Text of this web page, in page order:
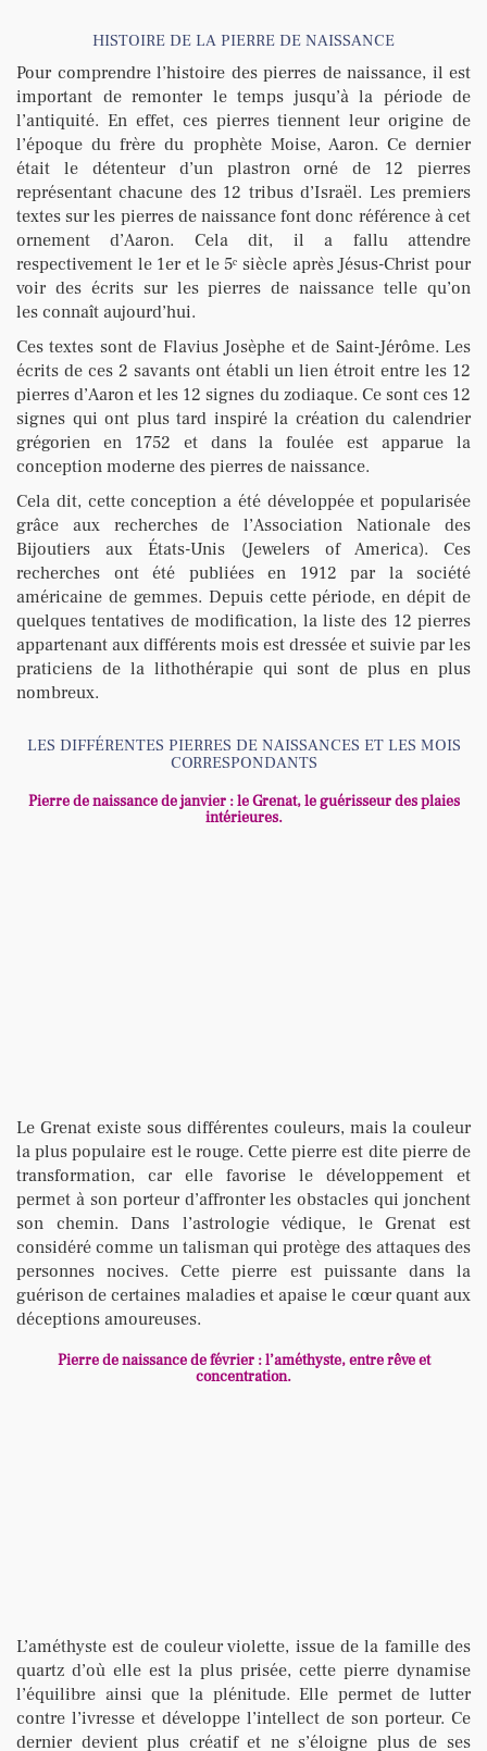
HISTOIRE DE LA PIERRE DE NAISSANCE
Pour comprendre l’histoire des pierres de naissance, il est
important de remonter le temps jusqu’à la période de
l’antiquité. En effet, ces pierres tiennent leur origine de
l’époque du frère du prophète Moise, Aaron. Ce dernier
était le détenteur d’un plastron orné de 12 pierres
représentant chacune des 12 tribus d’Israël. Les premiers
textes sur les pierres de naissance font donc référence à cet
ornement d’Aaron. Cela dit, il a fallu attendre
respectivement le 1er et le 5ᵉ siècle après Jésus-Christ pour
voir des écrits sur les pierres de naissance telle qu’on
les connaît aujourd’hui.
Ces textes sont de Flavius Josèphe et de Saint-Jérôme. Les
écrits de ces 2 savants ont établi un lien étroit entre les 12
pierres d’Aaron et les 12 signes du zodiaque. Ce sont ces 12
signes qui ont plus tard inspiré la création du calendrier
grégorien en 1752 et dans la foulée est apparue la
conception moderne des pierres de naissance.
Cela dit, cette conception a été développée et popularisée
grâce aux recherches de l’Association Nationale des
Bijoutiers aux États-Unis (Jewelers of America). Ces
recherches ont été publiées en 1912 par la société
américaine de gemmes. Depuis cette période, en dépit de
quelques tentatives de modification, la liste des 12 pierres
appartenant aux différents mois est dressée et suivie par les
praticiens de la lithothérapie qui sont de plus en plus
nombreux.
LES DIFFÉRENTES PIERRES DE NAISSANCES ET LES MOIS
CORRESPONDANTS
Pierre de naissance de janvier : le Grenat, le guérisseur des plaies
intérieures.
Le Grenat existe sous différentes couleurs, mais la couleur
la plus populaire est le rouge. Cette pierre est dite pierre de
transformation, car elle favorise le développement et
permet à son porteur d’affronter les obstacles qui jonchent
son chemin. Dans l’astrologie védique, le Grenat est
considéré comme un talisman qui protège des attaques des
personnes nocives. Cette pierre est puissante dans la
guérison de certaines maladies et apaise le cœur quant aux
déceptions amoureuses.
Pierre de naissance de février : l’améthyste, entre rêve et
concentration.
L’améthyste est de couleur violette, issue de la famille des
quartz d’où elle est la plus prisée, cette pierre dynamise
l’équilibre ainsi que la plénitude. Elle permet de lutter
contre l’ivresse et développe l’intellect de son porteur. Ce
dernier devient plus créatif et ne s’éloigne plus de ses